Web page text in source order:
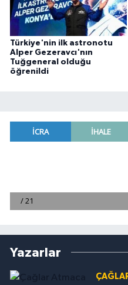
Türkiye'nin ilk astronotu
Alper Gezeravcı'nın
Tuğgeneral olduğu
öğrenildi
Yazarlar